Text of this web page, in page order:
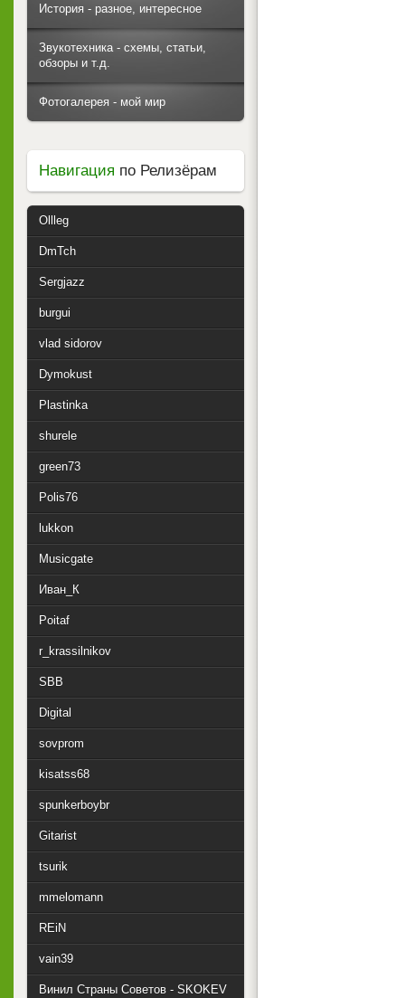
История - разное, интересное
Звукотехника - схемы, статьи,
обзоры и т.д.
Фотогалерея - мой мир
Навигация по Релизёрам
Ollleg
DmTch
Sergjazz
burgui
vlad sidorov
Dymokust
Plastinka
shurele
green73
Polis76
lukkon
Musicgate
Иван_К
Poitaf
r_krassilnikov
SBB
Digital
sovprom
kisatss68
spunkerboybr
Gitarist
tsurik
mmelomann
REiN
vain39
Винил Страны Советов - SKOKEV